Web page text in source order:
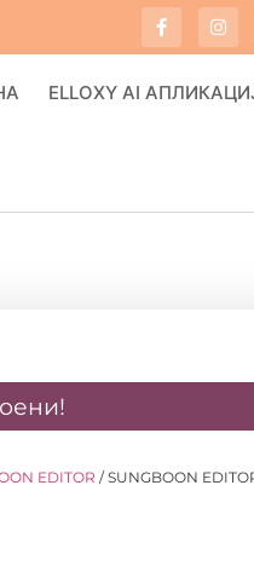
ELLOXY AI
EDITOR / SUNGBOON